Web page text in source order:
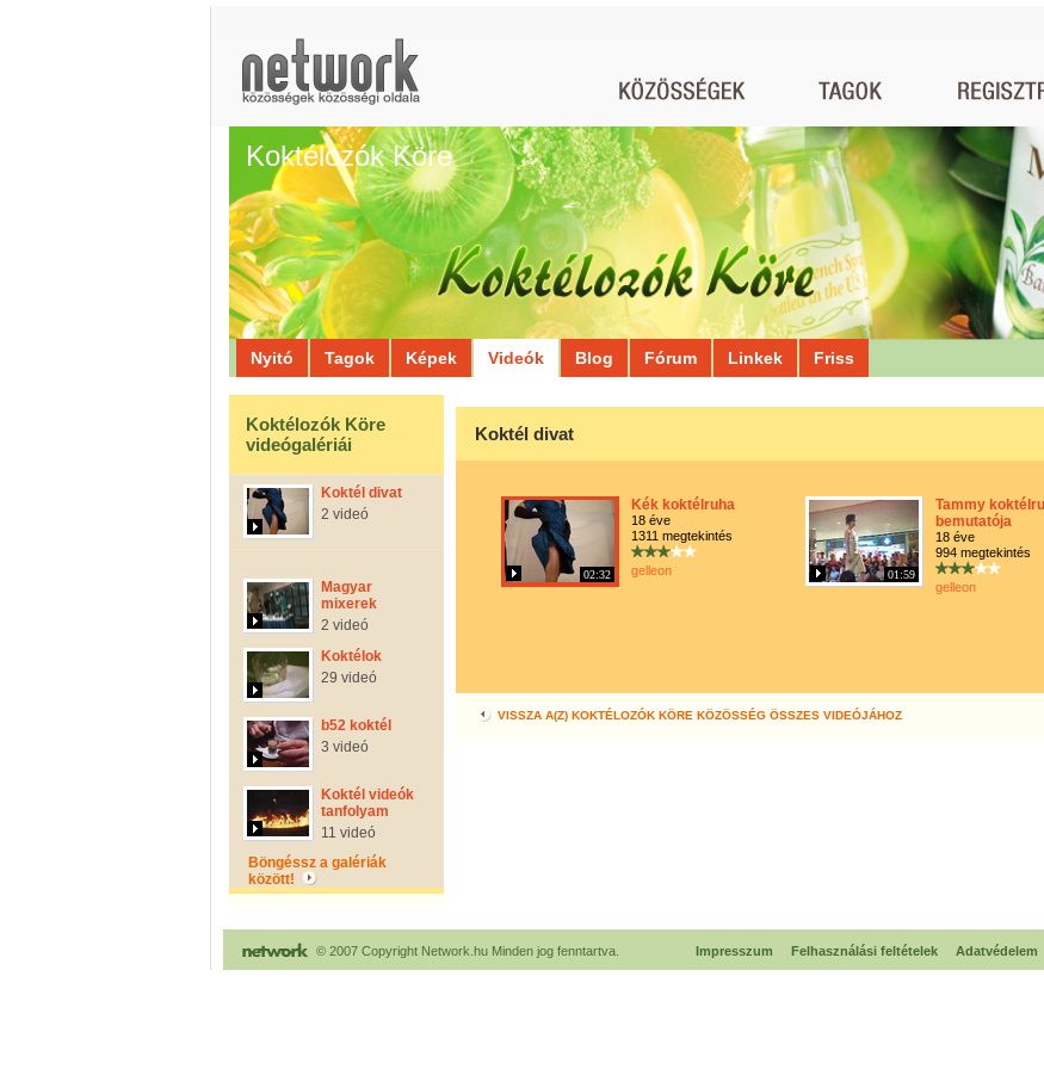
Koktélozók Köre
Nyitó Tagok Képek Videók Blog Fórum Linkek Friss
Koktélozók Köre
videógalériái
Koktél divat
2 videó
Magyar
mixerek
2 videó
Koktélok
29 videó
b52 koktél
3 videó
Koktél videók
tanfolyam
11 videó
Böngéssz a galériák
között!
Koktél divat
02:32
Kék koktélruha
18 éve
1311 megtekintés
gelleon 01:59
Tammy
bemutatója
18 éve
994 megtekintés
gelleon
VISSZA A(Z) KOKTÉLOZÓK KÖRE KÖZÖSSÉG ÖSSZES VIDEÓJÁHOZ
© 2007 Copyright Network.hu Minden jog fenntartva. Impresszum Felhasználási feltételek Adatvédelem